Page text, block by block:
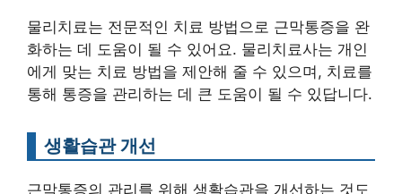
물리치료는 전문적인 치료 방법으로 근막통증을 완
화하는 데 도움이 될 수 있어요. 물리치료사는 개인
에게 맞는 치료 방법을 제안해 줄 수 있으며, 치료를
통해 통증을 관리하는 데 큰 도움이 될 수 있답니다.
생활습관 개선
근막통증의 관리를 위해 생활습관을 개선하는 것도